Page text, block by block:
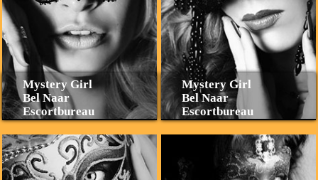
Mystery Girl
Bel Naar
Escortbureau
Mystery Girl
Bel Naar
Escortbureau